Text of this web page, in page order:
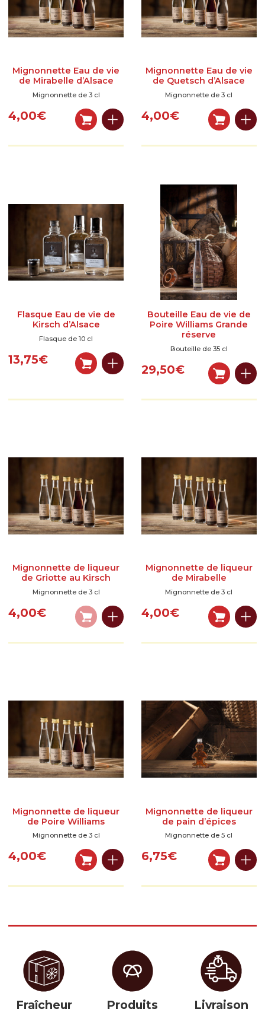
Mignonnette Eau de vie
de Mirabelle d’Alsace
Mignonnette de 3 cl
4,00€
Mignonnette Eau de vie
de Quetsch d’Alsace
Mignonnette de 3 cl
4,00€
Flasque Eau de vie de
Kirsch d’Alsace
Flasque de 10 cl
13,75€
Bouteille Eau de vie de
Poire Williams Grande
réserve
Bouteille de 35 cl
29,50€
Mignonnette de liqueur
de Griotte au Kirsch
Mignonnette de 3 cl
4,00€
Mignonnette de liqueur
de Mirabelle
Mignonnette de 3 cl
4,00€
Mignonnette de liqueur
de Poire Williams
Mignonnette de 3 cl
4,00€
Mignonnette de liqueur
de pain d’épices
Mignonnette de 5 cl
6,75€
Fraîcheur
Produits
Livraison